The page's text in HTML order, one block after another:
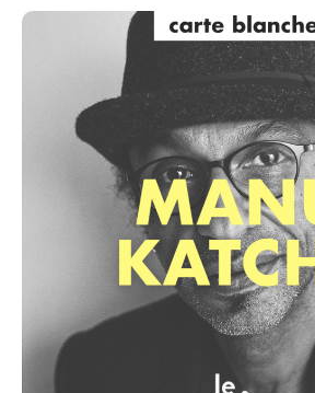
PagePage Page